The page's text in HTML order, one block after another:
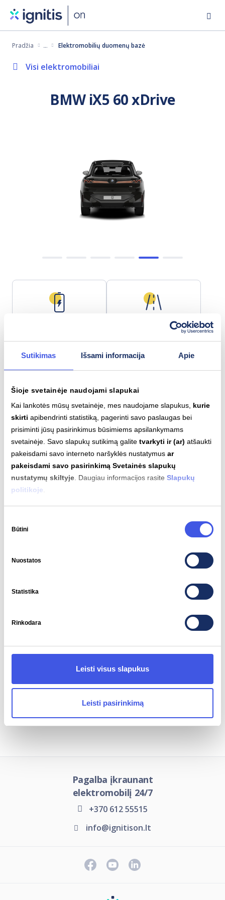
Sutikimas Išsami informacija Apie
Šioje svetainėje naudojami slapukai
Kai lankotės mūsų svetainėje, mes naudojame slapukus, kurie
skirti apibendrinti statistiką, pagerinti savo paslaugas bei
prisiminti jūsų pasirinkimus būsimiems apsilankymams
svetainėje. Savo slapukų sutikimą galitetvarkyti ir (ar) atšaukti
pakeisdami savo interneto naršyklės nustatymusar
pakeisdami savo pasirinkimą Svetainės slapukų
nustatymų skiltyje. Daugiau informacijos rasiteSlapukų
politikoje.
pasirinkimas
Būtini
Nuostatos
Statistika
Rinkodara
Leisti visus slapukus
Leisti pasirinkimą
turinįPradžia Elektromobilių duomenų bazė
Visi elektromobiliai
BMW iX5 60 xDrive
Maks. nuotolis
Lėtas įkrovimas (AC)
Type 2
22kW
Greitas įkrovimas (DC)
CCS
460kW
Variklio galia
Įkrovimo jungčių tipai
Įkrovimo stotelių tipai
Pagalba įkraunant
elektromobilį 24/7
+370 612 55515
info@ignitison.lt